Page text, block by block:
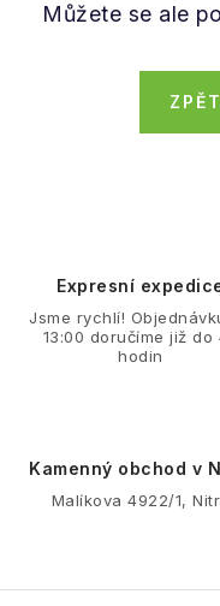
BOTY
NEZAŘAZENÉ
NOVÝ IMPORT
LETNÍ SPORTY
ZNAČKY
Můžete se ale
Expresní
Jsme rychlí!
13:00 doručíme již do
hodin
Kamenný obchod v
Malíkova 4922/1,